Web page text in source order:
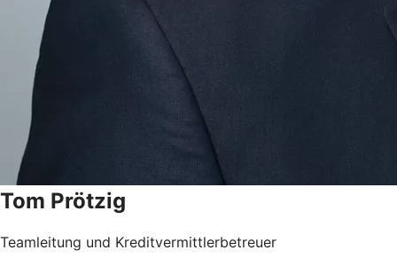
Tom Prötzig
Teamleitung und Kreditvermittlerbetreuer